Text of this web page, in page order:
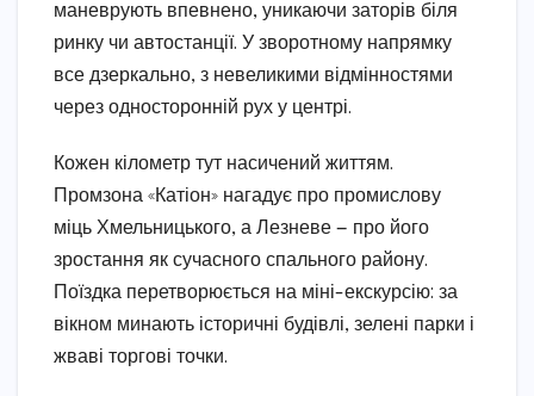
маневрують впевнено, уникаючи заторів біля
ринку чи автостанції. У зворотному напрямку
все дзеркально, з невеликими відмінностями
через односторонній рух у центрі.
Кожен кілометр тут насичений життям.
Промзона «Катіон» нагадує про промислову
міць Хмельницького, а Лезневе — про його
зростання як сучасного спального району.
Поїздка перетворюється на міні-екскурсію: за
вікном минають історичні будівлі, зелені парки і
жваві торгові точки.